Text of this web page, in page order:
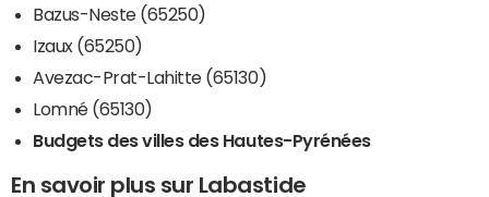
Bazus-Neste (65250)
Izaux (65250)
Avezac-Prat-Lahitte (65130)
Lomné (65130)
Budgets des villes des Hautes-Pyrénées
En savoir plus sur Labastide